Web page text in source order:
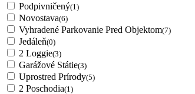
Podpivničený(1)
Novostava(6)
Vyhradené Parkovanie Pred Objektom(7)
Jedáleň(0)
2 Loggie(3)
Garážové Státie(3)
Uprostred Prírody(5)
2 Poschodia(1)